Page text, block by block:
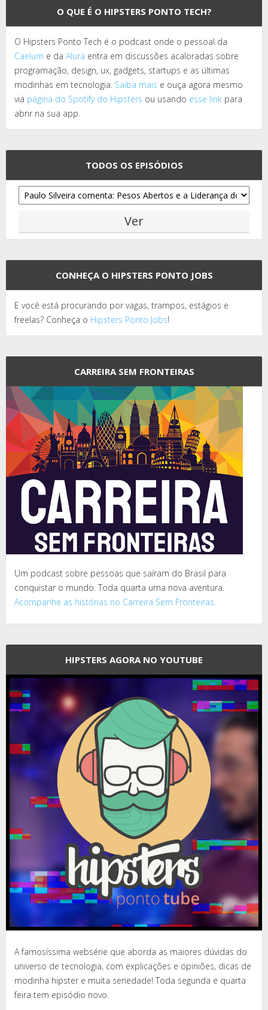
O QUE É O HIPSTERS PONTO TECH?
O Hipsters Ponto Tech é o podcast onde o pessoal da
Caelum e da Alura entra em discussões acaloradas sobre
programação, design, ux, gadgets, startups e as últimas
modinhas em tecnologia. Saiba mais e ouça agora mesmo
via página do Spotify do Hipsters ou usando esse link para
abrir na sua app.
TODOS OS EPISÓDIOS
CONHEÇA O HIPSTERS PONTO JOBS
E você está procurando por vagas, trampos, estágios e
freelas? Conheça o Hipsters Ponto Jobs!
CARREIRA SEM FRONTEIRAS
Um podcast sobre pessoas que saíram do Brasil para
conquistar o mundo. Toda quarta uma nova aventura.
Acompanhe as histórias no Carreira Sem Fronteiras.
HIPSTERS AGORA NO YOUTUBE
A famosíssima websérie que aborda as maiores dúvidas do
universo de tecnologia, com explicações e opiniões, dicas de
modinha hipster e muita seriedade! Toda segunda e quarta
feira tem episódio novo.